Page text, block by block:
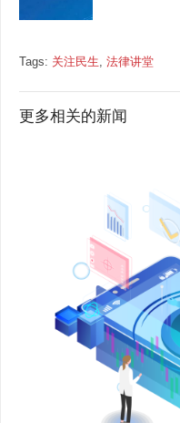
Tags: 关注民生 法律讲堂
更多相关的新闻
机动车交通事故责任纠纷的